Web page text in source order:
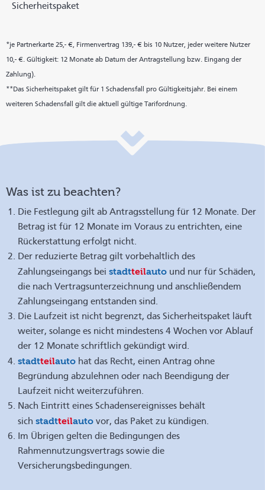
Sicherheitspaket
*je Partnerkarte 25,- €, Firmenvertrag 139,- € bis 10 Nutzer, jeder weitere Nutzer
10,- €. Gültigkeit: 12 Monate ab Datum der Antragstellung bzw. Eingang der
Zahlung).
**Das Sicherheitspaket gilt für 1 Schadensfall pro Gültigkeitsjahr. Bei einem
weiteren Schadensfall gilt die aktuell gültige Tarifordnung.
Was ist zu beachten?
Die Festlegung gilt ab Antragsstellung für 12 Monate. Der
Betrag ist für 12 Monate im Voraus zu entrichten, eine
Rückerstattung erfolgt nicht.
Der reduzierte Betrag gilt vorbehaltlich des
Zahlungseingangs bei stadtteilauto und nur für Schäden,
die nach Vertragsunterzeichnung und anschließendem
Zahlungseingang entstanden sind.
Die Laufzeit ist nicht begrenzt, das Sicherheitspaket läuft
weiter, solange es nicht mindestens 4 Wochen vor Ablauf
der 12 Monate schriftlich gekündigt wird.
stadtteilauto hat das Recht, einen Antrag ohne
Begründung abzulehnen oder nach Beendigung der
Laufzeit nicht weiterzuführen.
Nach Eintritt eines Schadensereignisses behält
sich stadtteilauto vor, das Paket zu kündigen.
Im Übrigen gelten die Bedingungen des
Rahmennutzungsvertrags sowie die
Versicherungsbedingungen.